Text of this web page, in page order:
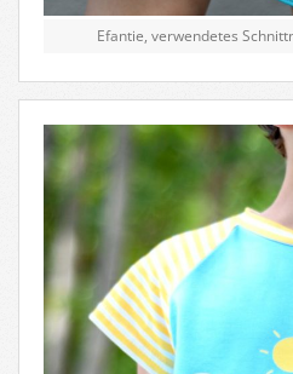
Efantie, verwendetes